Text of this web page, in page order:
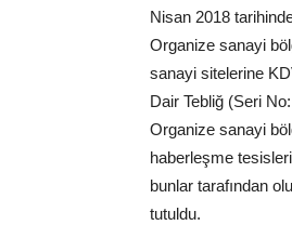
Nisan 2018
Organize sanayi
sanayi sitelerine
Dair Tebliğ (Seri
Organize sanayi
haberleşme
bunlar tarafından
tutuldu.